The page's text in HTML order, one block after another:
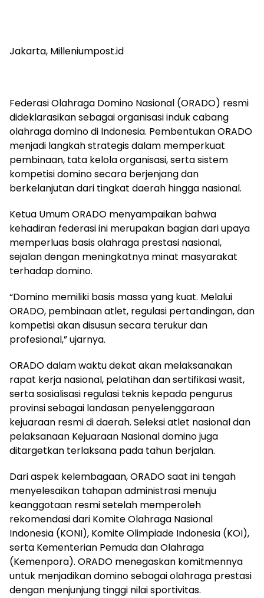
Jakarta, Milleniumpost.id
Federasi Olahraga Domino Nasional (ORADO) resmi
dideklarasikan sebagai organisasi induk cabang
olahraga domino di Indonesia. Pembentukan ORADO
menjadi langkah strategis dalam memperkuat
pembinaan, tata kelola organisasi, serta sistem
kompetisi domino secara berjenjang dan
berkelanjutan dari tingkat daerah hingga nasional.
Ketua Umum ORADO menyampaikan bahwa
kehadiran federasi ini merupakan bagian dari upaya
memperluas basis olahraga prestasi nasional,
sejalan dengan meningkatnya minat masyarakat
terhadap domino.
“Domino memiliki basis massa yang kuat. Melalui
ORADO, pembinaan atlet, regulasi pertandingan, dan
kompetisi akan disusun secara terukur dan
profesional,” ujarnya.
ORADO dalam waktu dekat akan melaksanakan
rapat kerja nasional, pelatihan dan sertifikasi wasit,
serta sosialisasi regulasi teknis kepada pengurus
provinsi sebagai landasan penyelenggaraan
kejuaraan resmi di daerah. Seleksi atlet nasional dan
pelaksanaan Kejuaraan Nasional domino juga
ditargetkan terlaksana pada tahun berjalan.
Dari aspek kelembagaan, ORADO saat ini tengah
menyelesaikan tahapan administrasi menuju
keanggotaan resmi setelah memperoleh
rekomendasi dari Komite Olahraga Nasional
Indonesia (KONI), Komite Olimpiade Indonesia (KOI),
serta Kementerian Pemuda dan Olahraga
(Kemenpora). ORADO menegaskan komitmennya
untuk menjadikan domino sebagai olahraga prestasi
dengan menjunjung tinggi nilai sportivitas.